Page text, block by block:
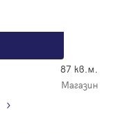
87 кв.м.
Магазин